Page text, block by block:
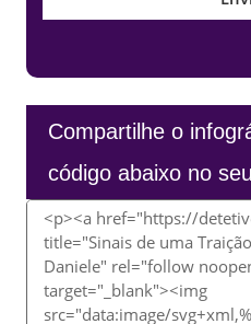
Compartilhe o
código abaixo no